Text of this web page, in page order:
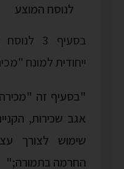
לנוסח המוצע
בסעיף
ייחודית למונח
"בסעיף זה
אגב שכירות,
שימוש
לצורך
החרמה בתמורה;"